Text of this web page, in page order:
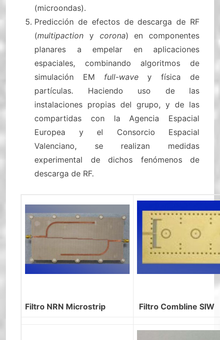
(microondas).
Predicción de efectos de descarga de RF
(multipaction y corona) en componentes
planares a empelar en aplicaciones
espaciales, combinando algoritmos de
simulación EM full-wavey física de
partículas. Haciendo uso de las
instalaciones propias del grupo, y de las
compartidas con la Agencia Espacial
Europea y el Consorcio Espacial
Valenciano, se realizan medidas
experimental de dichos fenómenos de
descarga de RF.
Filtro NRN Microstrip Filtro Combline SIW